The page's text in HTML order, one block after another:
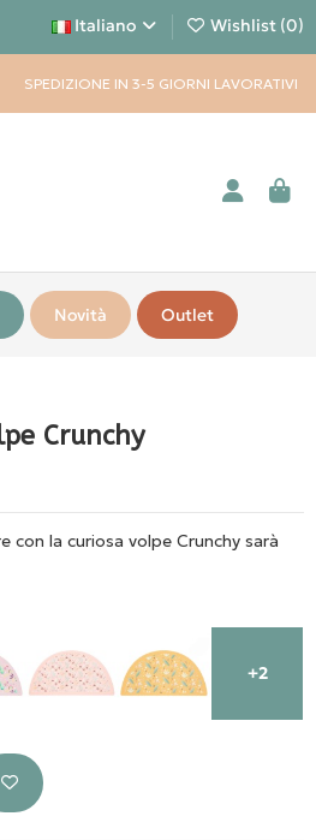
Italiano Wishlist (0)
SPEDIZIONE IN 3-5 GIORNI LAVORATIVI
Novità Outlet
Crunchy
con la curiosa volpe Crunchy sarà
+2